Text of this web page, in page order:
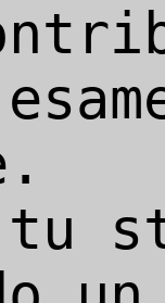
tu